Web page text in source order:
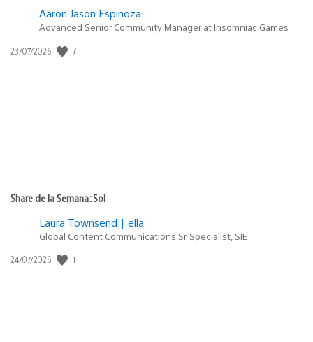
Aaron Jason Espinoza
Advanced Senior Community Manager at Insomniac Games
Fecha
23/07/2026 7
Share de la Semana: Sol
Laura Townsend | ella
Global Content Communications Sr. Specialist, SIE
Fecha
24/07/2026 1